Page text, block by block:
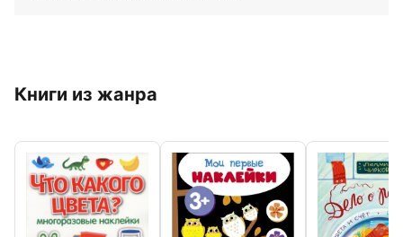
Книги из жанра